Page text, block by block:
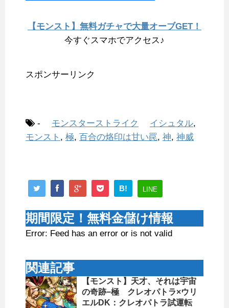
【モンスト】無料ガチャで大量オーブGET！
今すぐスマホでアクセス♪
スポンサーリンク
- モンスターストライク イシュタル,
モンスト , 極, 百合の烙印は甘い罠, 神, 神威
B! LINE
期間限定！無料金儲け情報
Error: Feed has an error or is not valid
関連記事
【モンスト】天才、それは宇宙
の奇跡−極 クレオパトラ×ウリ
エルDK：クレオパトラ試運転